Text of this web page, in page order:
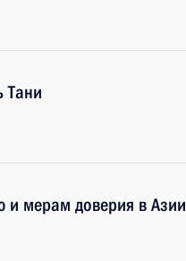
Тани
и мерам доверия в Азии